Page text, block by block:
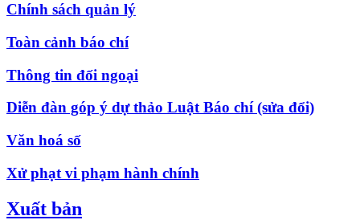
Chính sách quản lý
Toàn cảnh báo chí
Thông tin đối ngoại
Diễn đàn góp ý dự thảo Luật Báo chí (sửa đổi)
Văn hoá số
Xử phạt vi phạm hành chính
Xuất bản